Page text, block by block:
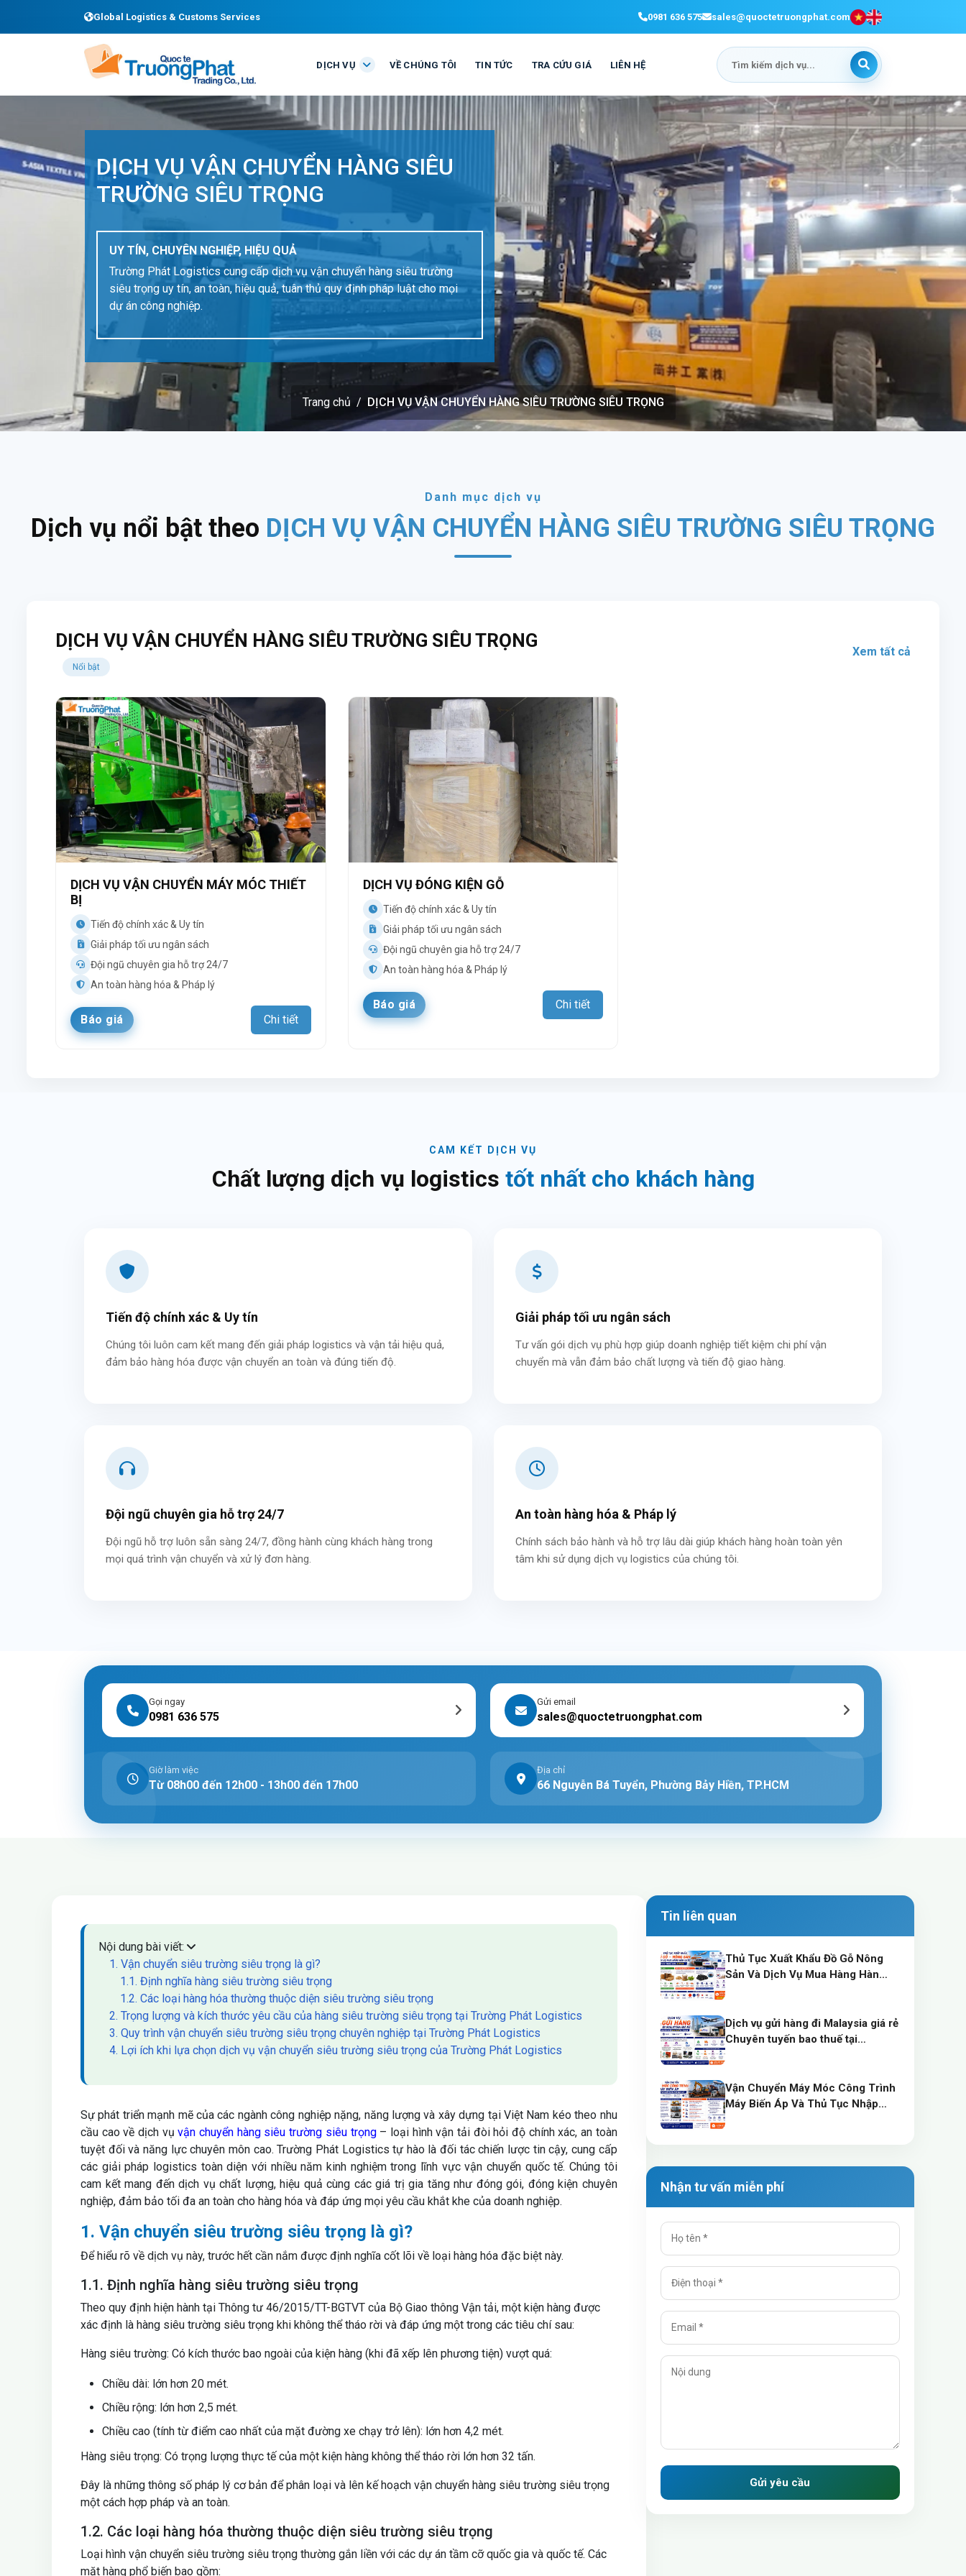
Global Logistics & Customs Services 0981 636 575 sales@quoctetruongphat.com
DỊCH VỤ VỀ CHÚNG TÔI TIN TỨC TRA CỨU GIÁ LIÊN HỆ
DỊCH VỤ VẬN CHUYỂN HÀNG SIÊU
TRƯỜNG SIÊU TRỌNG
UY TÍN, CHUYÊN NGHIỆP, HIỆU QUẢ
Trường Phát Logistics cung cấp dịch vụ vận chuyển hàng siêu trường
siêu trọng uy tín, an toàn, hiệu quả, tuân thủ quy định pháp luật cho mọi
dự án công nghiệp.
Trang chủ DỊCH VỤ VẬN CHUYỂN HÀNG SIÊU TRƯỜNG SIÊU TRỌNG
Danh mục dịch vụ
Dịch vụ nổi bật theo DỊCH VỤ VẬN CHUYỂN HÀNG SIÊU TRƯỜNG SIÊU TRỌNG
DỊCH VỤ VẬN CHUYỂN HÀNG SIÊU TRƯỜNG SIÊU TRỌNG
Nổi bật
Xem tất cả
DỊCH VỤ VẬN CHUYỂN MÁY MÓC THIẾT
BỊ
Tiến độ chính xác & Uy tín
Giải pháp tối ưu ngân sách
Đội ngũ chuyên gia hỗ trợ 24/7
An toàn hàng hóa & Pháp lý
Báo giá Chi tiết
DỊCH VỤ ĐÓNG KIỆN GỖ
Tiến độ chính xác & Uy tín
Giải pháp tối ưu ngân sách
Đội ngũ chuyên gia hỗ trợ 24/7
An toàn hàng hóa & Pháp lý
Báo giá Chi tiết
CAM KẾT DỊCH VỤ
Chất lượng dịch vụ logistics tốt nhất cho khách hàng
Tiến độ chính xác & Uy tín
Chúng tôi luôn cam kết mang đến giải pháp logistics và vận tải hiệu quả,
đảm bảo hàng hóa được vận chuyển an toàn và đúng tiến độ.
Giải pháp tối ưu ngân sách
Tư vấn gói dịch vụ phù hợp giúp doanh nghiệp tiết kiệm chi phí vận
chuyển mà vẫn đảm bảo chất lượng và tiến độ giao hàng.
Đội ngũ chuyên gia hỗ trợ 24/7
Đội ngũ hỗ trợ luôn sẵn sàng 24/7, đồng hành cùng khách hàng trong
mọi quá trình vận chuyển và xử lý đơn hàng.
An toàn hàng hóa & Pháp lý
Chính sách bảo hành và hỗ trợ lâu dài giúp khách hàng hoàn toàn yên
tâm khi sử dụng dịch vụ logistics của chúng tôi.
Gọi ngay
0981 636 575
Gửi email
sales@quoctetruongphat.com
Giờ làm việc
Từ 08h00 đến 12h00 - 13h00 đến 17h00
Địa chỉ
66 Nguyễn Bá Tuyển, Phường Bảy Hiền, TP.HCM
Nội dung bài viết:
1. Vận chuyển siêu trường siêu trọng là gì?
1.1. Định nghĩa hàng siêu trường siêu trọng
1.2. Các loại hàng hóa thường thuộc diện siêu trường siêu trọng
2. Trọng lượng và kích thước yêu cầu của hàng siêu trường siêu trọng tại Trường Phát Logistics
3. Quy trình vận chuyển siêu trường siêu trọng chuyên nghiệp tại Trường Phát Logistics
4. Lợi ích khi lựa chọn dịch vụ vận chuyển siêu trường siêu trọng của Trường Phát Logistics
Sự phát triển mạnh mẽ của các ngành công nghiệp nặng, năng lượng và xây dựng tại Việt Nam kéo theo nhu
cầu cao về dịch vụvận chuyển hàng siêu trường siêu trọng– loại hình vận tải đòi hỏi độ chính xác, an toàn
tuyệt đối và năng lực chuyên môn cao. Trường Phát Logistics tự hào là đối tác chiến lược tin cậy, cung cấp
các giải pháp logistics toàn diện với nhiều năm kinh nghiệm trong lĩnh vực vận chuyển quốc tế. Chúng tôi
cam kết mang đến dịch vụ chất lượng, hiệu quả cùng các giá trị gia tăng như đóng gói, đóng kiện chuyên
nghiệp, đảm bảo tối đa an toàn cho hàng hóa và đáp ứng mọi yêu cầu khắt khe của doanh nghiệp.
1. Vận chuyển siêu trường siêu trọng là gì?
Để hiểu rõ về dịch vụ này, trước hết cần nắm được định nghĩa cốt lõi về loại hàng hóa đặc biệt này.
1.1. Định nghĩa hàng siêu trường siêu trọng
Theo quy định hiện hành tại Thông tư 46/2015/TT-BGTVT của Bộ Giao thông Vận tải, một kiện hàng được
xác định là hàng siêu trường siêu trọng khi không thể tháo rời và đáp ứng một trong các tiêu chí sau:
Hàng siêu trường: Có kích thước bao ngoài của kiện hàng (khi đã xếp lên phương tiện) vượt quá:
Chiều dài: lớn hơn 20 mét.
Chiều rộng: lớn hơn 2,5 mét.
Chiều cao (tính từ điểm cao nhất của mặt đường xe chạy trở lên): lớn hơn 4,2 mét.
Hàng siêu trọng: Có trọng lượng thực tế của một kiện hàng không thể tháo rời lớn hơn 32 tấn.
Đây là những thông số pháp lý cơ bản để phân loại và lên kế hoạch vận chuyển hàng siêu trường siêu trọng
một cách hợp pháp và an toàn.
1.2. Các loại hàng hóa thường thuộc diện siêu trường siêu trọng
Loại hình vận chuyển siêu trường siêu trọng thường gắn liền với các dự án tầm cỡ quốc gia và quốc tế. Các
mặt hàng phổ biến bao gồm:
Tin liên quan
Thủ Tục Xuất Khẩu Đồ Gỗ Nông
Sản Và Dịch Vụ Mua Hàng Hàn
Quốc Tối Ưu Thuế Qua EVFTA
Dịch vụ gửi hàng đi Malaysia giá rẻ
Chuyên tuyến bao thuế tại
TP.HCM
Vận Chuyển Máy Móc Công Trình
Máy Biến Áp Và Thủ Tục Nhập
Khẩu Máy Móc Cũ
Nhận tư vấn miễn phí
Gửi yêu cầu